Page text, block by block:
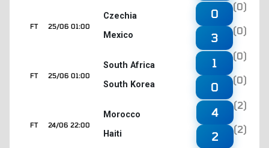
25/06 01:00
FT
Czechia
Mexico
0
(0)
3
(0)
25/06 01:00
FT
South Africa
South Korea
1
(0)
0
(0)
24/06 22:00
FT
Morocco
Haiti
4
(2)
2
(2)